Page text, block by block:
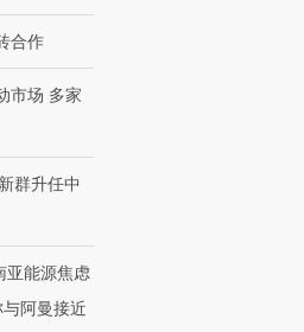
合作
市场 多家
群升任中
亚能源焦虑
阿曼接近